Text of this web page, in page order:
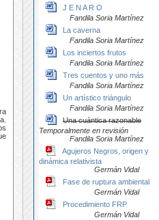
J E N A R O
Fandila Soria Martínez
La caverna
Fandila Soria Martínez
Los inciertos frutos
Fandila Soria Martínez
Tres cuentos y uno más
Fandila Soria Martínez
Un artístico triángulo
Fandila Soria Martínez
Una cuántica razonable
Temporalmente en revisión
Fandila Soria Martínez
Agujeros Negros, origen y
dinámica relativista
Germán Vidal
Fase de ruptura ambiental
Germán Vidal
Procedimiento FRP
Germán Vidal